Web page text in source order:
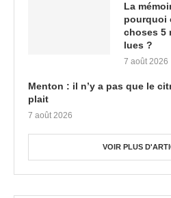
La
pourquoi
choses 5
lues ?
7 août 2026
Menton : il n’y a pas que le
plait
7 août 2026
VOIR PLUS